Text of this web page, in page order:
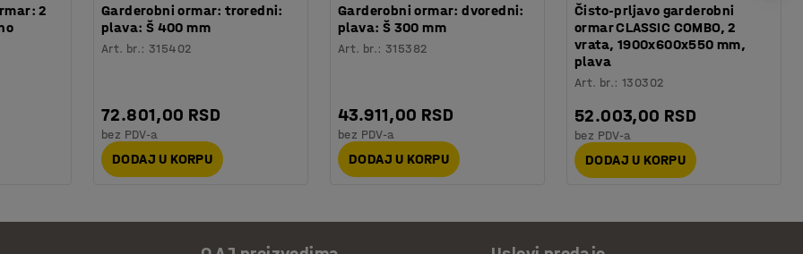
2
Garderobni ormar: troredni:
plava: Š 400 mm
Art. br.:315402
72.801,00 RSD
bez PDV-a
DODAJ U KORPU
Garderobni ormar: dvoredni:
plava: Š 300 mm
Art. br.:315382
43.911,00 RSD
bez PDV-a
DODAJ U KORPU
Čisto-prljavo garderobni
ormar CLASSIC COMBO, 2
vrata, 1900x600x550 mm,
plava
Art. br.:130302
52.003,00 RSD
bez PDV-a
DODAJ U KORPU